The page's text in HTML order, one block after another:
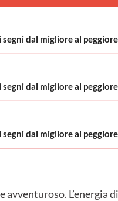
dal migliore al peggiore
dal migliore al peggiore
dal migliore al peggiore
L’energia